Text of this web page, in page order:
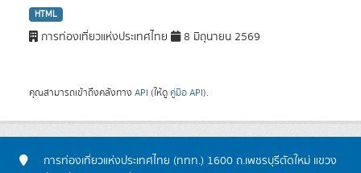
HTML
การท่องเที่ยวแห่งประเทศไทย 8 มิถุนายน 2569
คุณสามารถเข้าถึงคลังทาง API (ให้ดู คู่มือ API).
การท่องเที่ยวแห่งประเทศไทย (ททท.) 1600 ถ.เพชรบุรีตัดใหม่ แขวง